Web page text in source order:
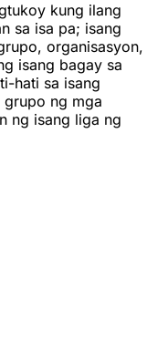
kung ilang
sa isa pa; isang
organisasyon,
isang bagay sa
hati sa isang
grupo ng mga
ng isang liga ng